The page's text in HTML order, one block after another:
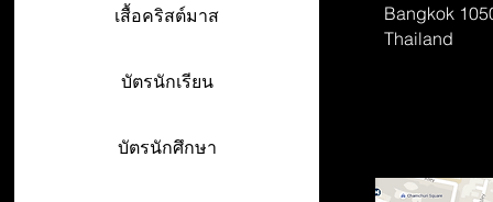
เสื้อคริสต์มาส
บัตรนักเรียน
บัตรนักศึกษา
Bangkok
Thailand